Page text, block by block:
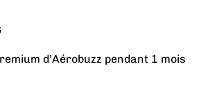
d’Aérobuzz pendant 1 mois